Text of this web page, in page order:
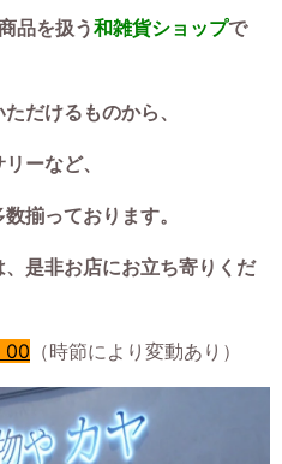
品を扱う和雑貨ショップで
だけるものから、
ーなど、
揃っております。
是非お店にお立ち寄りくだ
00 （時節により変動あり）